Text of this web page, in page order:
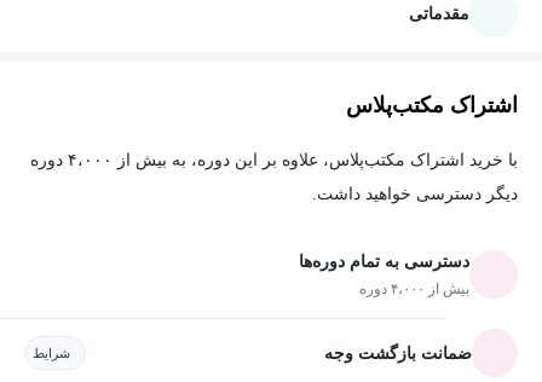
مقدماتی
اشتراک مکتب‌پلاس
با خرید اشتراک مکتب‌پلاس، علاوه بر این دوره، به بیش از ۴،۰۰۰ دوره
دیگر دسترسی خواهید داشت.
دسترسی به تمام دوره‌ها
بیش از ۴،۰۰۰ دوره
ضمانت بازگشت وجه شرایط